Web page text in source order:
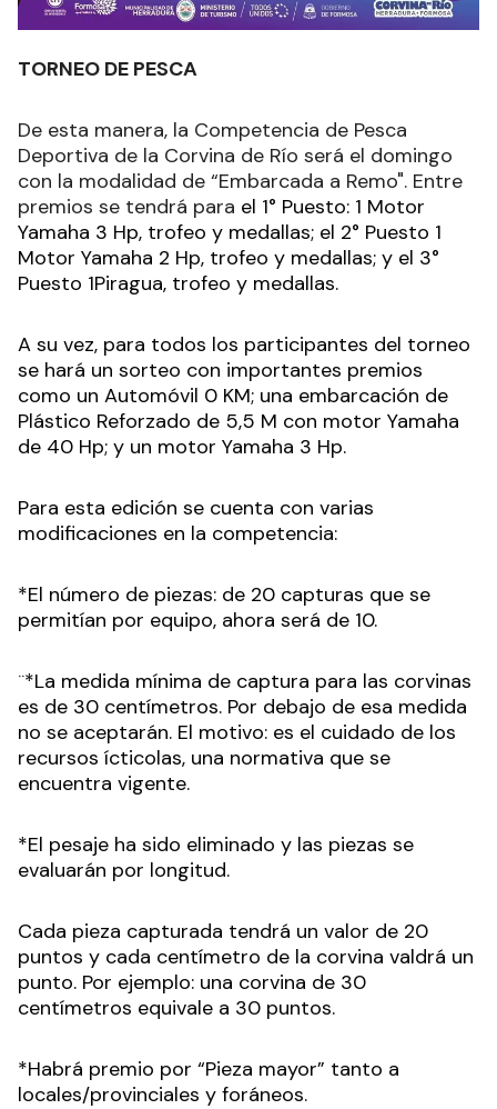
TORNEO DE PESCA
De esta manera, la Competencia de Pesca
Deportiva de la Corvina de Río será el domingo
con la modalidad de “Embarcada a Remo". Entre
premios se tendrá para el 1° Puesto: 1 Motor
Yamaha 3 Hp, trofeo y medallas; el 2° Puesto 1
Motor Yamaha 2 Hp, trofeo y medallas; y el 3°
Puesto 1Piragua, trofeo y medallas.
A su vez, para todos los participantes del torneo
se hará un sorteo con importantes premios
como un Automóvil 0 KM; una embarcación de
Plástico Reforzado de 5,5 M con motor Yamaha
de 40 Hp; y un motor Yamaha 3 Hp.
Para esta edición se cuenta con varias
modificaciones en la competencia:
*El número de piezas: de 20 capturas que se
permitían por equipo, ahora será de 10.
¨*La medida mínima de captura para las corvinas
es de 30 centímetros. Por debajo de esa medida
no se aceptarán. El motivo: es el cuidado de los
recursos ícticolas, una normativa que se
encuentra vigente.
*El pesaje ha sido eliminado y las piezas se
evaluarán por longitud.
Cada pieza capturada tendrá un valor de 20
puntos y cada centímetro de la corvina valdrá un
punto. Por ejemplo: una corvina de 30
centímetros equivale a 30 puntos.
*Habrá premio por “Pieza mayor” tanto a
locales/provinciales y foráneos.